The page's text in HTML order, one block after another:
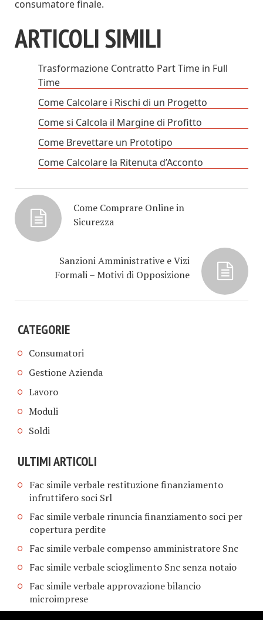
consumatore finale.
ARTICOLI SIMILI
Trasformazione Contratto Part Time in Full
Time
Come Calcolare i Rischi di un Progetto
Come si Calcola il Margine di Profitto
Come Brevettare un Prototipo
Come Calcolare la Ritenuta d’Acconto
Come Comprare Online in
Sicurezza
Sanzioni Amministrative e Vizi
Formali – Motivi di Opposizione
CATEGORIE
Consumatori
Gestione Azienda
Lavoro
Moduli
Soldi
ULTIMI ARTICOLI
Fac simile verbale restituzione finanziamento
infruttifero soci Srl​
Fac simile verbale rinuncia finanziamento soci per
copertura perdite​
Fac simile verbale compenso amministratore Snc​
Fac simile verbale scioglimento Snc senza notaio​
Fac simile verbale approvazione bilancio
microimprese​​